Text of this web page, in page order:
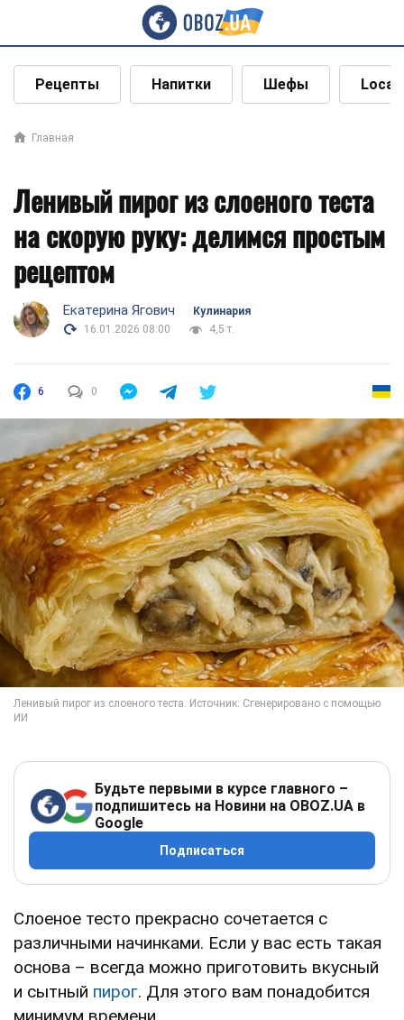
Рецепты Напитки Шефы Local
Главная
Ленивый пирог из слоеного теста
на скорую руку: делимся простым
рецептом
Екатерина Ягович
Кулинария
16.01.2026 08:00
4,5 т.
6 0
Будьте первыми в курсе главного –
подпишитесь на Новини на OBOZ.UA в
Google
Подписаться
Слоеное тесто прекрасно сочетается с
различными начинками. Если у вас есть такая
основа – всегда можно приготовить вкусный
и сытный пирог. Для этого вам понадобится